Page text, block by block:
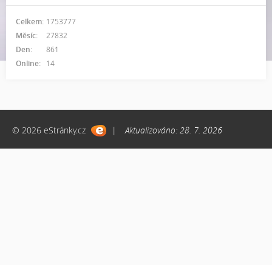
Online: 14
Celkem: 1753777
Měsíc:
27832
Den:
861
© 2026 eStránky.cz | Aktualizováno: 28. 7. 2026